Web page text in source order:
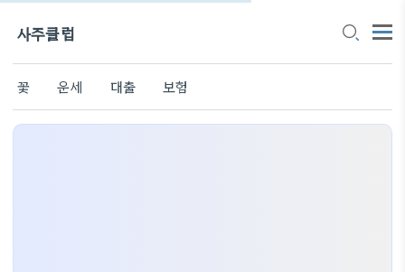
사주클럽
꽃 운세 대출 보험